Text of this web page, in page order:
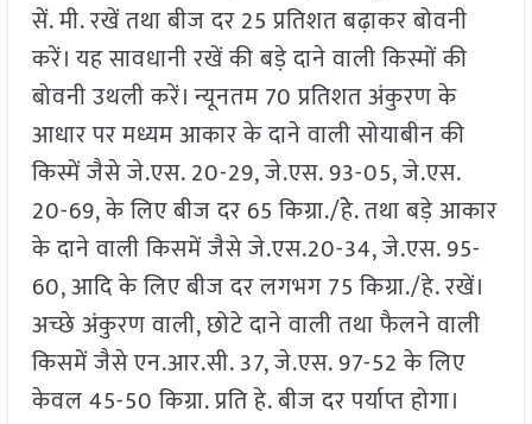
सें. मी. रखें तथा बीज दर 25 प्रतिशत बढ़ाकर बोवनी
करें। यह सावधानी रखें की बड़े दाने वाली किस्मों की
बोवनी उथली करें। न्यूनतम 70 प्रतिशत अंकुरण के
आधार पर मध्यम आकार के दाने वाली सोयाबीन की
किस्में जैसे जे.एस. 20-29, जे.एस. 93-05, जे.एस.
20-69, के लिए बीज दर 65 किग्रा./हेे. तथा बड़े आकार
के दाने वाली किसमें जैसे जे.एस.20-34, जे.एस. 95-
60, आदि के लिए बीज दर लगभग 75 किग्रा./हे. रखें।
अच्छे अंकुरण वाली, छोटे दाने वाली तथा फैलने वाली
किसमें जैसे एन.आर.सी. 37, जे.एस. 97-52 के लिए
केवल 45-50 किग्रा. प्रति हे. बीज दर पर्याप्त होगा।